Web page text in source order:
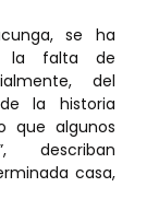
se ha
la falta de
del
la historia
que algunos
describan
casa,